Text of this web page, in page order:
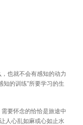
也就不会有感知的动力
知的训练”所要学习的生
要怀念的恰恰是旅途中
人心乱如麻或心如止水